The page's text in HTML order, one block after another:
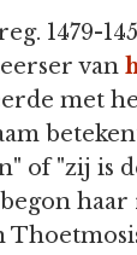
1479-
van
met
of "zij is